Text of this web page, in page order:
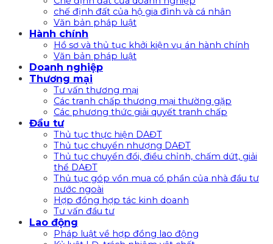
chế định đất của hộ gia đình và cá nhân
Văn bản pháp luật
Hành chính
Hồ sơ và thủ tục khởi kiện vụ án hành chính
Văn bản pháp luật
Doanh nghiệp
Thương mại
Tư vấn thương mại
Các tranh chấp thương mại thường gặp
Các phương thức giải quyết tranh chấp
Đầu tư
Thủ tục thực hiện DAĐT
Thủ tục chuyển nhượng DAĐT
Thủ tục chuyển đổi, điều chỉnh, chấm dứt, giải
thể DAĐT
Thủ tục góp vồn mua cổ phần của nhà đầu tư
nước ngoài
Hợp đồng hợp tác kinh doanh
Tư vấn đầu tư
Lao động
Pháp luật về hợp đồng lao động